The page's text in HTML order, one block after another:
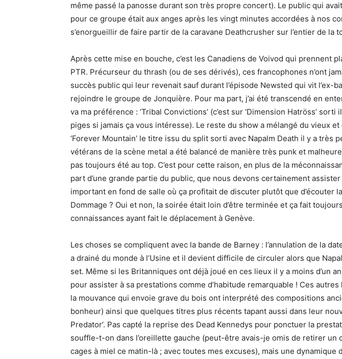
même passé la panosse durant son très propre concert). Le public qui
pour ce groupe était aux anges après les vingt minutes accordées à nos
s’enorgueillir de faire partir de la caravane Deathcrusher sur l’entier de la
Après cette mise en bouche, c’est les Canadiens de Voivod qui prennent
PTR. Précurseur du thrash (ou de ses dérivés), ces francophones n’ont
succès public qui leur revenait sauf durant l’épisode Newsted qui vit l’ex-
rejoindre le groupe de Jonquière. Pour ma part, j’ai été transcendé en
va ma préférence : ‘Tribal Convictions’ (c’est sur ‘Dimension Hatröss’
piges si jamais ça vous intéresse). Le reste du show a mélangé du vieux
‘Forever Mountain’ le titre issu du split sorti avec Napalm Death il y a très
vétérans de la scène metal a été balancé de manière très punk et
pas toujours été au top. C’est pour cette raison, en plus de la
part d’une grande partie du public, que nous devons certainement
important en fond de salle où ça profitait de discuter plutôt que d’écouter
Dommage ? Oui et non, la soirée était loin d’être terminée et ça fait
connaissances ayant fait le déplacement à Genève.
Les choses se compliquent avec la bande de Barney : l’annulation de la
a drainé du monde à l’Usine et il devient difficile de circuler alors que
set. Même si les Britanniques ont déjà joué en ces lieux il y a moins d’un
pour assister à sa prestations comme d’habitude remarquable ! Ces
la mouvance qui envoie grave du bois ont interprété des compositions
bonheur) ainsi que quelques titres plus récents tapant aussi dans leur
Predator’. Pas capté la reprise des Dead Kennedys pour ponctuer la
souffle-t-on dans l’oreillette gauche (peut-être avais-je omis de retirer un
cages à miel ce matin-là ; avec toutes mes excuses), mais une dynamique